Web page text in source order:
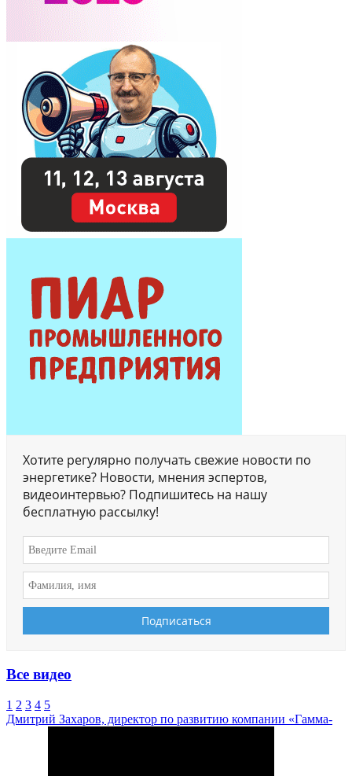
Хотите регулярно получать свежие новости по
энергетике? Новости, мнения эспертов,
видеоинтервью? Подпишитесь на нашу
бесплатную рассылку!
Все видео
1 2 3 4 5
Дмитрий Захаров, директор по развитию компании «Гамма-